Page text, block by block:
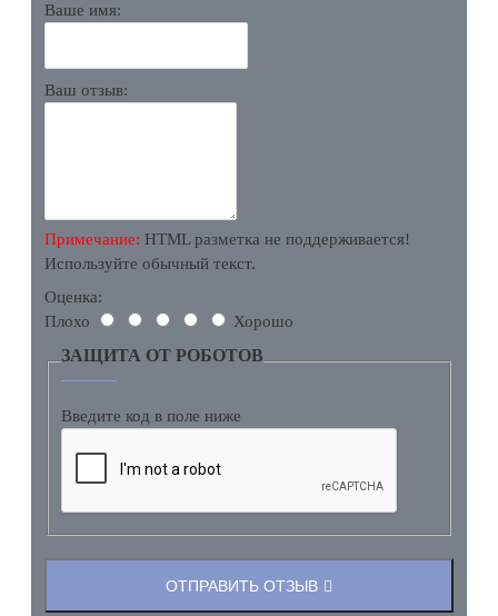
Ваше имя:
Ваш отзыв:
Примечание: HTML разметка не поддерживается!
Используйте обычный текст.
Оценка:
Плохо
Хорошо
ЗАЩИТА ОТ РОБОТОВ
Введите код в поле ниже
ОТПРАВИТЬ ОТЗЫВ